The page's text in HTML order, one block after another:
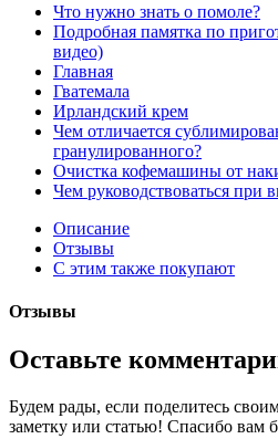
Что нужно знать о помоле?
Подробная памятка по
видео)
Главная
Гватемала
Ирландский крем
Чем отличается
гранулированного?
Очистка кофемашины от
Чем руководствоваться при
Описание
Отзывы
С этим также покупают
Отзывы
Оставьте
Будем рады, если поделитесь
заметку или статью! Спасибо вам